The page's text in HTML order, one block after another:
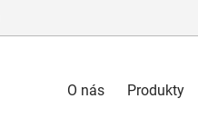
O nás Produkty